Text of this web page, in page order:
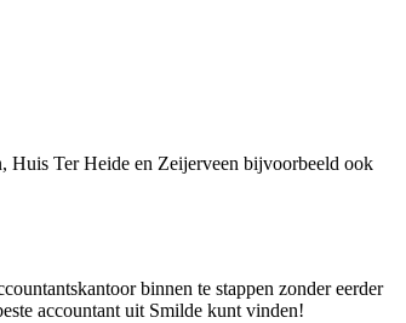
Huis Ter Heide en Zeijerveen bijvoorbeeld ook
binnen te stappen zonder eerder
accountant uit Smilde kunt vinden!